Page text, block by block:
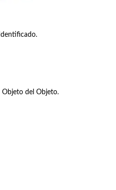
del Objeto.